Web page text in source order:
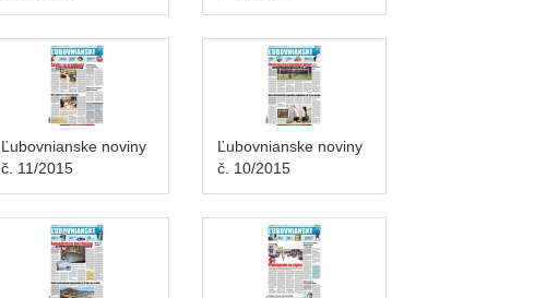
Ľubovnianske noviny
č. 11/2015
Ľubovnianske noviny
č. 10/2015